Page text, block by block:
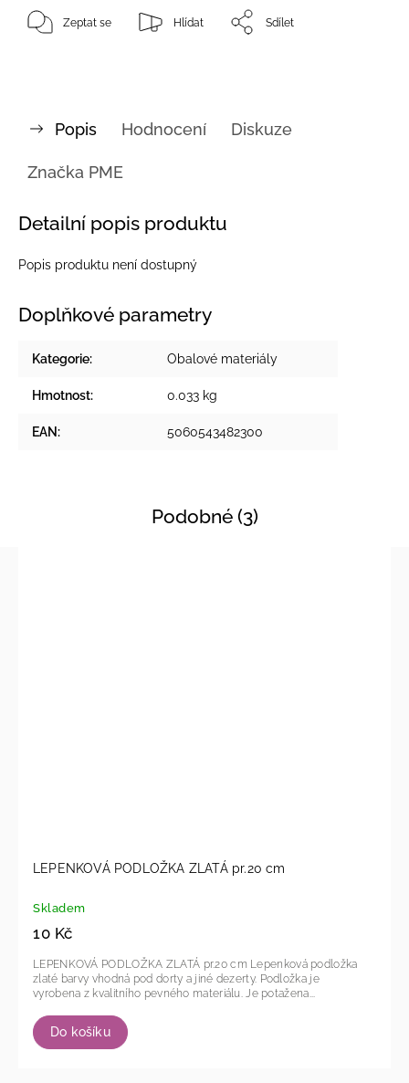
Zeptat se Hlídat Sdílet
Popis Hodnocení Diskuze
Značka PME
Detailní popis produktu
Popis produktu není dostupný
Doplňkové parametry
Kategorie: Obalové materiály
Hmotnost: 0.033 kg
EAN: 5060543482300
Podobné (3)
LEPENKOVÁ PODLOŽKA ZLATÁ pr.20 cm
Skladem
10 Kč
Do košíku
LEPENKOVÁ PODLOŽKA ZLATÁ pr.20 cm Lepenková podložka
zlaté barvy vhodná pod dorty a jiné dezerty. Podložka je
vyrobena z kvalitního pevného materiálu. Je potažena...